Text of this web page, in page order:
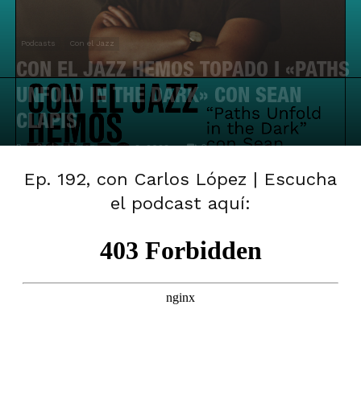
Podcasts Con el Jazz
CON EL JAZZ HEMOS TOPADO I «PATHS
UNFOLD IN THE DARK» CON SEAN
CLAPIS
Por Carlos López - junio 8, 2023 0
Ep. 192, con Carlos López | Escucha
el podcast aquí: